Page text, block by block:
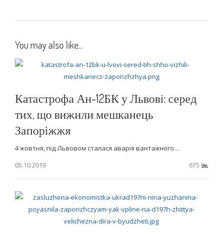
You may also like...
Катастрофа Ан-12БК у Львові: серед
тих, що вижили мешканець
Запоріжжя
4 жовтня, під Львовом сталася аварія вантажного…
05.10.2019
675